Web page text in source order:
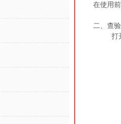
在使用
二、查
打